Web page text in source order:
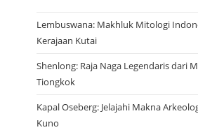
Lembuswana: Makhluk Mitologi
Kerajaan Kutai
Shenlong: Raja Naga Legendaris dari
Tiongkok
Kapal Oseberg: Jelajahi Makna
Kuno